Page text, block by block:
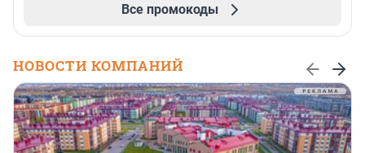
Все промокоды
НОВОСТИ КОМПАНИЙ